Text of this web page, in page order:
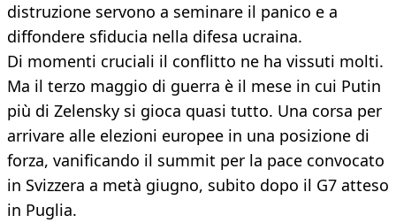
distruzione servono a seminare il panico e a
diffondere sfiducia nella difesa ucraina.
Di momenti cruciali il conflitto ne ha vissuti molti.
Ma il terzo maggio di guerra è il mese in cui Putin
più di Zelensky si gioca quasi tutto. Una corsa per
arrivare alle elezioni europee in una posizione di
forza, vanificando il summit per la pace convocato
in Svizzera a metà giugno, subito dopo il G7 atteso
in Puglia.